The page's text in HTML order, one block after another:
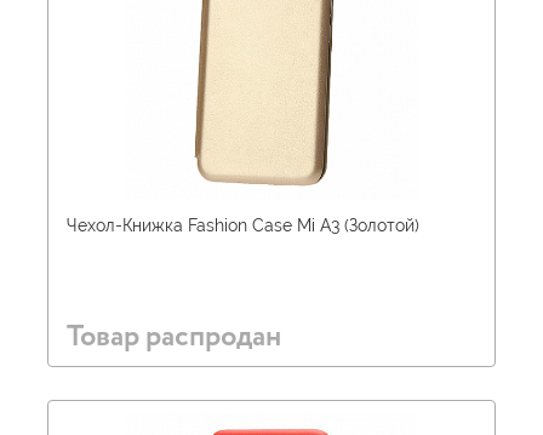
Чехол-Книжка Fashion Case Mi A3 (Золотой)
Товар распродан